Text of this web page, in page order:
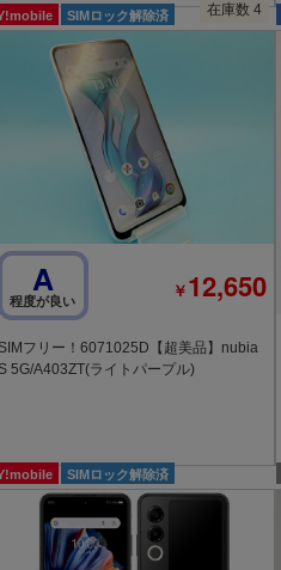
在庫数 4
SIMロック解除済
A
程度が良い ￥12,650
SIMフリー！6071025D【超美品】nubia
S 5G/A403ZT(ライトパープル)
SIMロック解除済